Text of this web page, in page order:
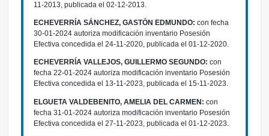
11-2013, publicada el 02-12-2013.
ECHEVERRÍA SÁNCHEZ, GASTÓN EDMUNDO: con fecha
30-01-2024 autoriza modificación inventario Posesión
Efectiva concedida el 24-11-2020, publicada el 01-12-2020.
ECHEVERRÍA VALLEJOS, GUILLERMO SEGUNDO: con
fecha 22-01-2024 autoriza modificación inventario Posesión
Efectiva concedida el 13-11-2023, publicada el 15-11-2023.
ELGUETA VALDEBENITO, AMELIA DEL CARMEN: con
fecha 31-01-2024 autoriza modificación inventario Posesión
Efectiva concedida el 27-11-2023, publicada el 01-12-2023.